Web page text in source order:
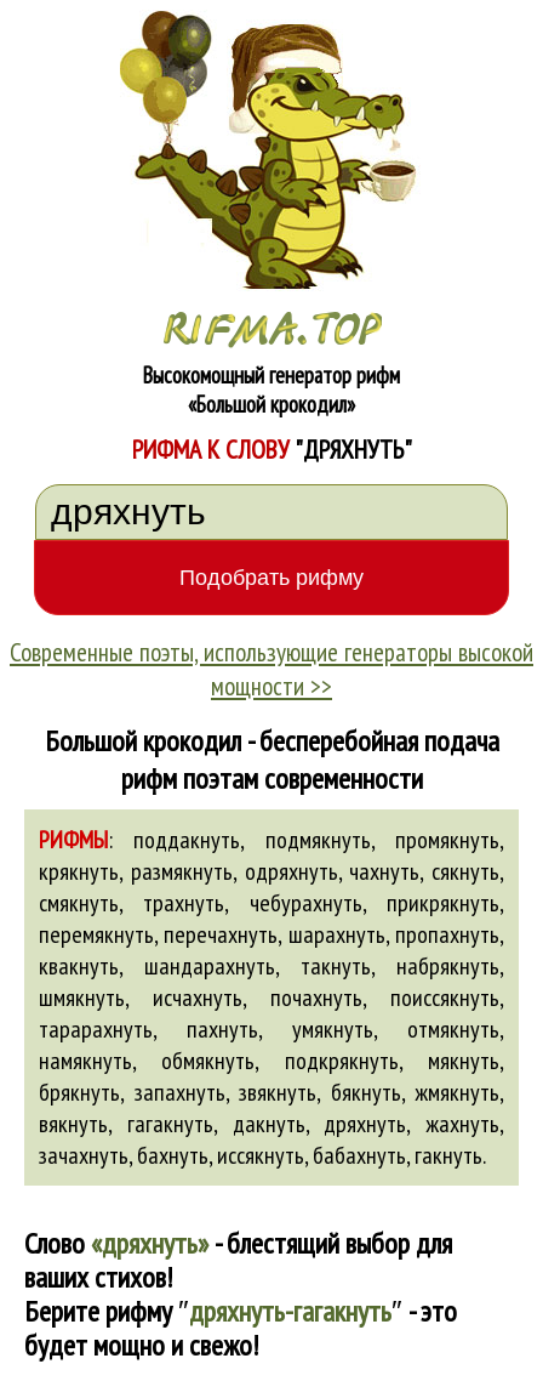
Высокомощный генератор рифм
«Большой крокодил»
РИФМА К СЛОВУ"ДРЯХНУТЬ"
Современные поэты, использующие генераторы высокой
мощности >>
Большой крокодил - бесперебойная подача
рифм поэтам современности
РИФМЫ: поддакнуть, подмякнуть, промякнуть,
крякнуть, размякнуть, одряхнуть, чахнуть, сякнуть,
смякнуть, трахнуть, чебурахнуть, прикрякнуть,
перемякнуть, перечахнуть, шарахнуть, пропахнуть,
квакнуть, шандарахнуть, такнуть, набрякнуть,
шмякнуть, исчахнуть, почахнуть, поиссякнуть,
тарарахнуть, пахнуть, умякнуть, отмякнуть,
намякнуть, обмякнуть, подкрякнуть, мякнуть,
брякнуть, запахнуть, звякнуть, бякнуть, жмякнуть,
вякнуть, гагакнуть, дакнуть, дряхнуть, жахнуть,
зачахнуть,бахнуть,иссякнуть,бабахнуть,гакнуть.
Слово«дряхнуть»- блестящий выбор для
ваших стихов!
Берите рифму″дряхнуть-гагакнуть″ - это
будет мощно и свежо!